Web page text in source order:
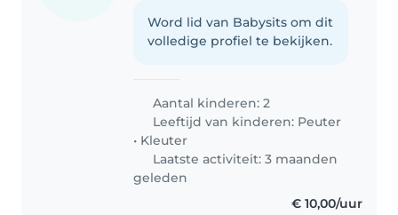
Word lid van Babysits om dit
volledige profiel te bekijken.
Aantal kinderen: 2
Leeftijd van kinderen: Peuter
• Kleuter
Laatste activiteit: 3 maanden
geleden
€ 10,00/uur